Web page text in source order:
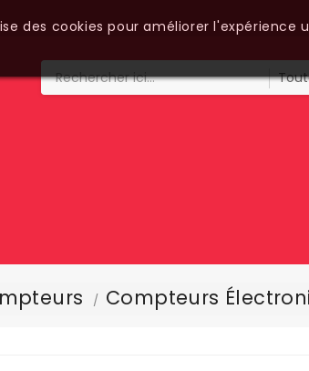
des cookies pour améliorer
Compteurs